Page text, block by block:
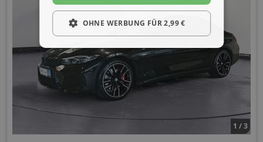
1 / 3
OHNE WERBUNG FÜR 2,99 €